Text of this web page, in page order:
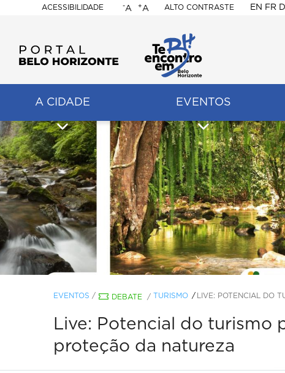
ACESSIBILIDADE
BELO
HORIZONTE
-A +A ALTO CONTRASTE EN FR
A CIDADE EVENTOS
EVENTOS / DEBATE / TURISMO LIVE: POTENCIAL DO
Live: Potencial do turismo
proteção da natureza